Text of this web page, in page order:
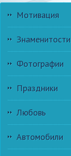
Мотивация
Знаменитости
Фотографии
Праздники
Любовь
Автомобили